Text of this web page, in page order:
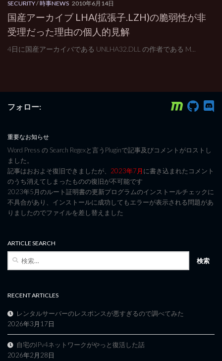
SECURITY/時事NEWS 2010年6月14日
国産アーカイブ LHA(拡張子.LZH)の脆弱性が非
受理だった理由の個人的見解
4日に国産アーカイバである UNLHA32.DLL の作者である M...
フォロー:
重要なお知らせ
Word Press の Search Regexと言うPluginで記事及びコメントがロストし
ました。
記事はおおよそ復旧できましたが、 2023年7月に書き込まれたコメント
のうち消えてしまったものの復旧が不可能です
2023年5月のルート証明書の更新プログラムのインストールチェックに
不具合があり、インストールに成功してもエラーが表示される問題があ
りましたのでファイルを差し替えました
ARTICLE SEARCH
検
RECENT ARTICLES
レンタルサーバーのレスポンスが悪すぎるので調べてみた
2026年3月17日
自宅のIPv4ネットワークがやっと復活した話
2026年2月28日